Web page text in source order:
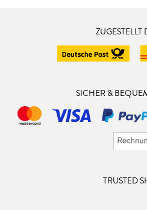
ZUGESTELLT
SICHER &
TRUSTED